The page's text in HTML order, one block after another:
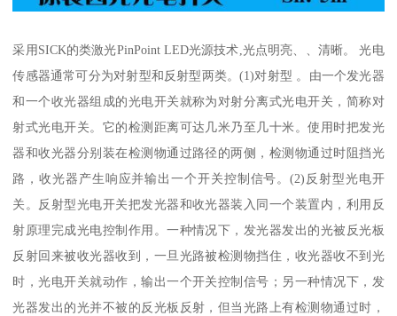
采用SICK的类激光PinPoint LED光源技术,光点明亮、、清晰。 光电
传感器通常可分为对射型和反射型两类。(1)对射型 。由一个发光器
和一个收光器组成的光电开关就称为对射分离式光电开关，简称对
射式光电开关。它的检测距离可达几米乃至几十米。使用时把发光
器和收光器分别装在检测物通过路径的两侧，检测物通过时阻挡光
路，收光器产生响应并输出一个开关控制信号。(2)反射型光电开
关。反射型光电开关把发光器和收光器装入同一个装置内，利用反
射原理完成光电控制作用。一种情况下，发光器发出的光被反光板
反射回来被收光器收到，一旦光路被检测物挡住，收光器收不到光
时，光电开关就动作，输出一个开关控制信号；另一种情况下，发
光器发出的光并不被的反光板反射，但当光路上有检测物通过时，